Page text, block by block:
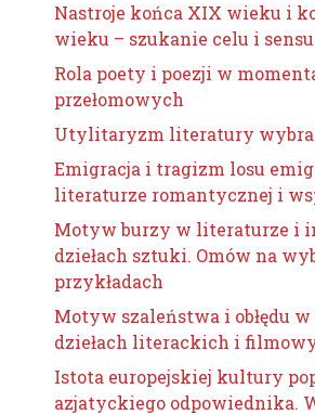
Nastroje końca XIX wieku i
wieku – szukanie celu i
Rola poety i poezji w
przełomowych
Utylitaryzm literatury
Emigracja i tragizm losu
literaturze romantycznej i
Motyw burzy w literaturze i
dziełach sztuki. Omów na
przykładach
Motyw szaleństwa i obłędu
dziełach literackich i
Istota europejskiej kultury
azjatyckiego odpowiednika.